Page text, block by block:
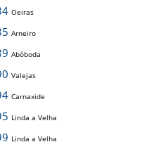
Oeiras
Arneiro
Abóboda
Valejas
Carnaxide
Linda a Velha
Linda a Velha